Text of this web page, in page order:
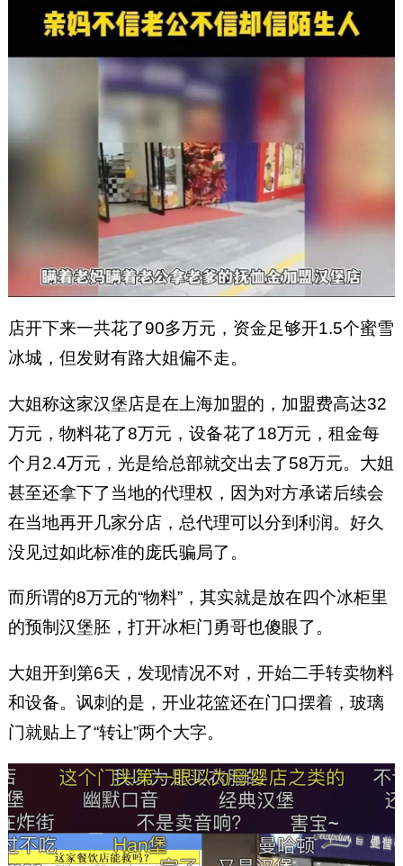
店开下来一共花了90多万元，资金足够开1.5个蜜雪
冰城，但发财有路大姐偏不走。
大姐称这家汉堡店是在上海加盟的，加盟费高达32
万元，物料花了8万元，设备花了18万元，租金每
个月2.4万元，光是给总部就交出去了58万元。大姐
甚至还拿下了当地的代理权，因为对方承诺后续会
在当地再开几家分店，总代理可以分到利润。好久
没见过如此标准的庞氏骗局了。
而所谓的8万元的“物料”，其实就是放在四个冰柜里
的预制汉堡胚，打开冰柜门勇哥也傻眼了。
大姐开到第6天，发现情况不对，开始二手转卖物料
和设备。讽刺的是，开业花篮还在门口摆着，玻璃
门就贴上了“转让”两个大字。